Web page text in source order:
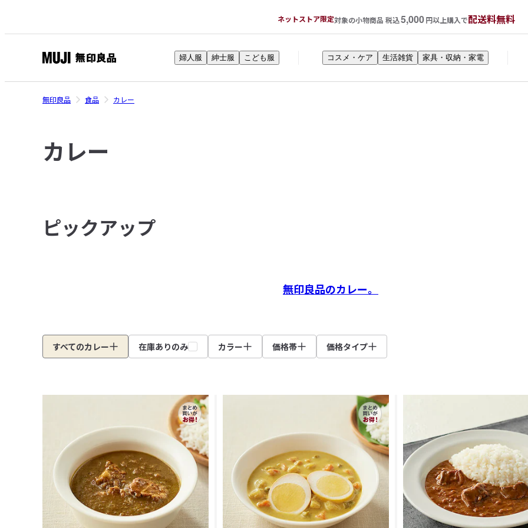
ネットストア限定対象の小物商品 税込5,000円以上購入で配送料無料
印
良
ッ
ト
婦人服 紳士服 こども服 コスメ・ケア 生活雑貨 家具・収納・家電
無印良品 食品 カレー
カレー
ピックアップ
無印良品のカレー。
すべてのカレー 在庫ありのみ カラー 価格帯 価格タイプ